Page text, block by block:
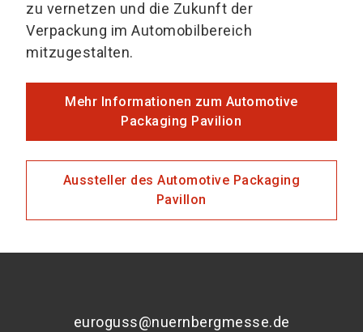
zu vernetzen und die Zukunft der
Verpackung im Automobilbereich
mitzugestalten.
Mehr Informationen zum Automotive
Packaging Pavilion
Aussteller des Automotive Packaging
Pavillon
euroguss@nuernbergmesse.de